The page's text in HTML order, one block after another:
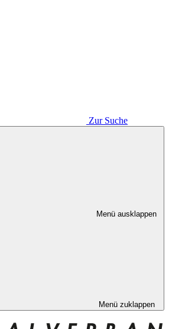
Zur Suche
Menü ausklappen
Menü zuklappen